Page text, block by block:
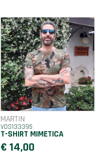
MARTIN
VOS133395
T-SHIRT MIMETICA
€ 14,00